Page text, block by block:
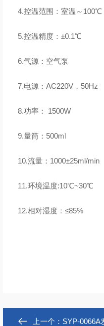
4.控温范围：室温～100℃
5.控温精度：±0.1℃
6.气源：空气泵
7.电源：AC220V，50Hz
8.功率： 1500W
9.量筒：500ml
10.流量：1000±25ml/min
11.环境温度:10℃~30℃
12.相对湿度：≤85%
上一个： SYP-0066A